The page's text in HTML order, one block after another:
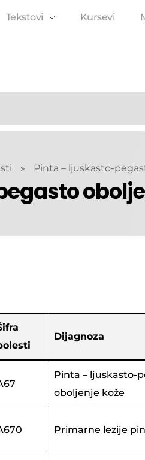
Tekstovi Kursevi
» Pinta – ljuskasto-
Dijagnoza
Pinta – ljuskasto-
oboljenje kože
Primarne lezije